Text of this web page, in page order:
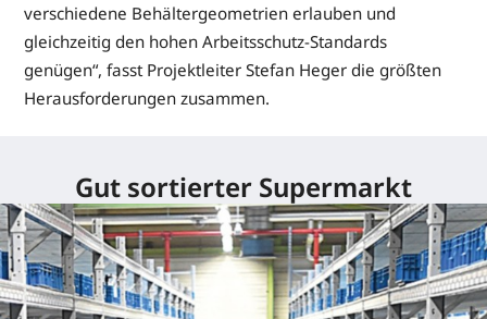
verschiedene Behältergeometrien erlauben und
gleichzeitig den hohen Arbeitsschutz-Standards
genügen“, fasst Projektleiter Stefan Heger die größten
Herausforderungen zusammen.
Gut sortierter Supermarkt